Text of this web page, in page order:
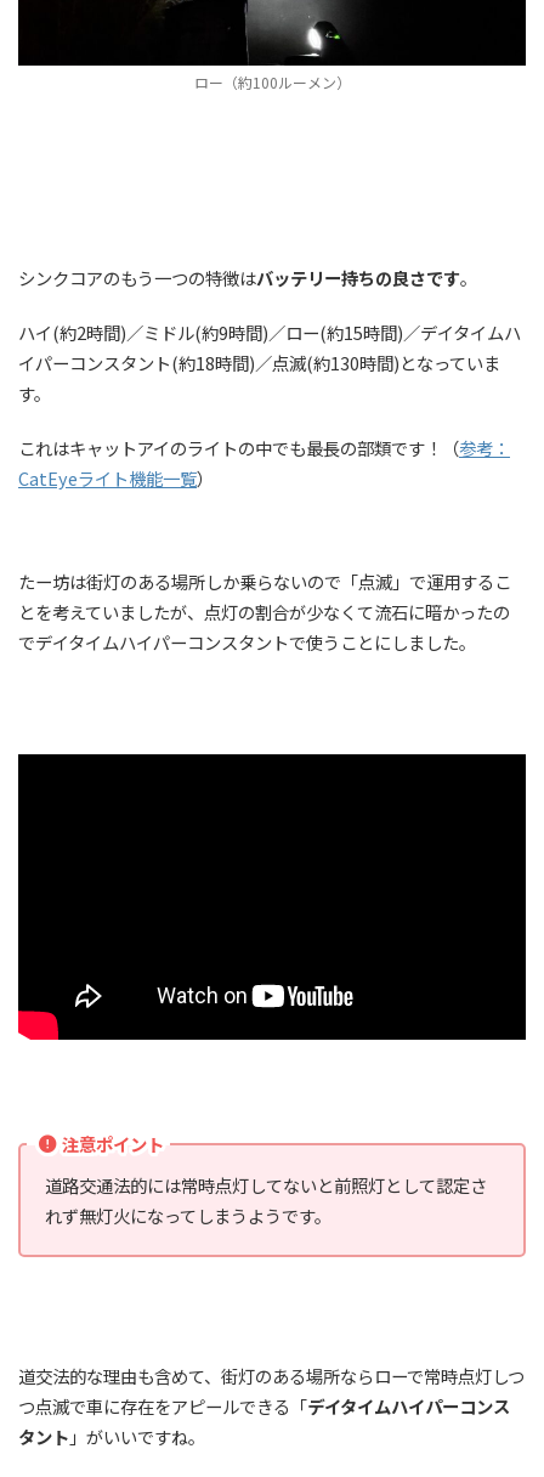
ロー（約100ルーメン）
シンクコアのもう一つの特徴はバッテリー持ちの良さです。
ハイ(約2時間)／ミドル(約9時間)／ロー(約15時間)／デイタイムハ
イパーコンスタント(約18時間)／点滅(約130時間)となっていま
す。
これはキャットアイのライトの中でも最長の部類です！（参考：
CatEyeライト機能一覧）
たー坊は街灯のある場所しか乗らないので「点滅」で運用するこ
とを考えていましたが、点灯の割合が少なくて流石に暗かったの
でデイタイムハイパーコンスタントで使うことにしました。
注意ポイント
道路交通法的には常時点灯してないと前照灯として認定さ
れず無灯火になってしまうようです。
道交法的な理由も含めて、街灯のある場所ならローで常時点灯しつ
つ点滅で車に存在をアピールできる「デイタイムハイパーコンス
タント 」がいいですね。